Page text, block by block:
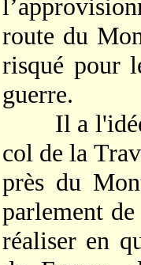
route du
risqué pour
guerre.
Il a l'idée
col de la
près du
parlement
réaliser en